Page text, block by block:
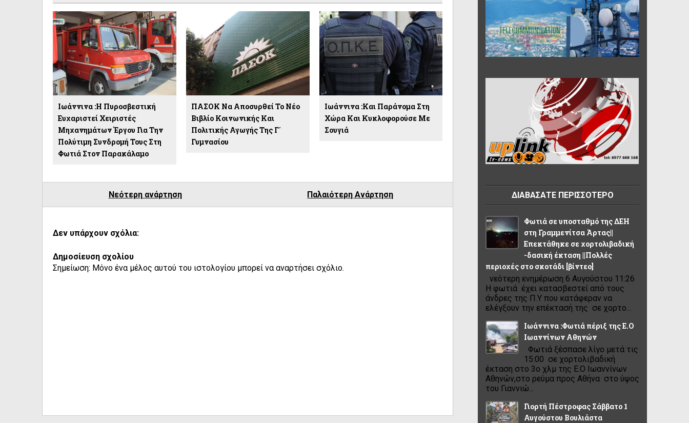
Ιωάννινα :Η Πυροσβεστική
Ευχαριστεί Χειριστές
Μηχανημάτων Έργου Για Την
Πολύτιμη Συνδρομή Τους Στη
Φωτιά Στον Παρακάλαμο
ΠΑΣΟΚ Να Αποσυρθεί Το Νέο
Βιβλίο Κοινωνικής Και
Πολιτικής Αγωγής Της Γ΄
Γυμνασίου
Ιωάννινα :Και Παράνομα Στη
Χώρα Και Κυκλοφορούσε Με
Σουγιά
Νεότερη ανάρτηση Παλαιότερη Ανάρτηση
Δεν υπάρχουν σχόλια:
Δημοσίευση σχολίου
Σημείωση: Μόνο ένα μέλος αυτού του ιστολογίου μπορεί να αναρτήσει σχόλιο.
ΔΙΑΒΑΣΑΤΕ ΠΕΡΙΣΣΟΤΕΡΟ
Φωτιά σε υποσταθμό της ΔΕΗ
στη Γραμμενίτσα Άρτας||
Επεκτάθηκε σε χορτολιβαδική
-δασική έκταση ||Πολλές
περιοχές στο σκοτάδι [βίντεο]
νεότερη ενημέρωση 6 Αυγούστου 11:26
Η φωτιά έχει κατασβεστεί από τους
άνδρες της Π.Υ που κατάφεραν να
ελέγξουν την επέκτασή της σε χορτο...
Ιωάννινα :Φωτιά πέριξ της Ε.Ο
Ιωαννίνων Αθηνών
Φωτιά ξέσπασε λίγο μετά τις
15:00 σε χορτολιβαδική
έκταση στο 3ο χλμ της Ε.Ο Ιωαννίνων
Αθηνών,στο ρεύμα προς Αθήνα στο ύψος
του Γιαννιώ...
Γιορτή Πέστροφας Σάββατο 1
Αυγούστου Βουλιάστα